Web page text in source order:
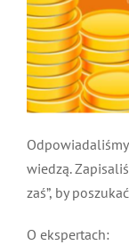
Historia
Projekty
Sklep
100-lecie
wiedzą.
zaś”, by
O ekspertach: